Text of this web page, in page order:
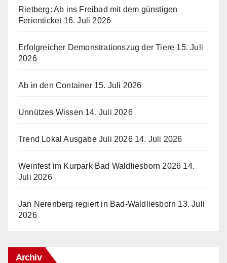
Rietberg: Ab ins Freibad mit dem günstigen
Ferienticket 16. Juli 2026
Erfolgreicher Demonstrationszug der Tiere 15. Juli
2026
Ab in den Container 15. Juli 2026
Unnützes Wissen 14. Juli 2026
Trend Lokal Ausgabe Juli 2026 14. Juli 2026
Weinfest im Kurpark Bad Waldliesborn 2026 14.
Juli 2026
Jan Nerenberg regiert in Bad-Waldliesborn 13. Juli
2026
Archiv